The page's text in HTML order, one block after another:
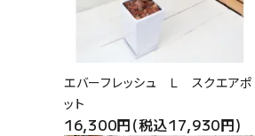
エバーフレッシュ Ｌ スクエアポ
ット
16,300円(税込17,930円)